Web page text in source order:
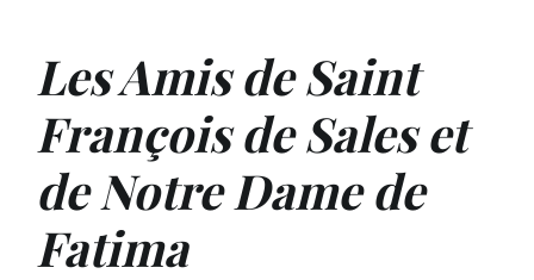
Les Amis de Saint
François de Sales et
de Notre Dame de
Fatima